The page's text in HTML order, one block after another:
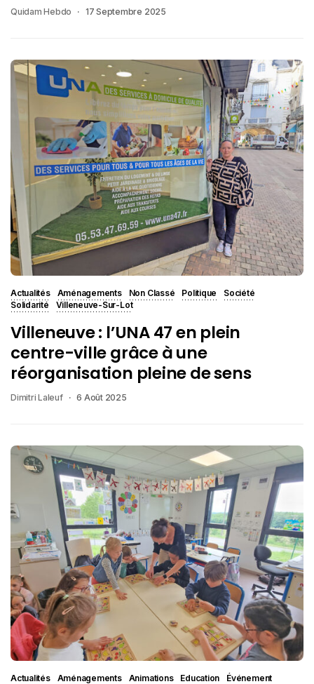
Quidam Hebdo 17 Septembre 2025
Actualités Aménagements Non Classé Politique
Société
Solidarité
Villeneuve-Sur-Lot
Villeneuve : l’UNA 47 en plein
centre-ville grâce à une
réorganisation pleine de sens
Dimitri Laleuf 6 Août 2025
Actualités Aménagements Animations Education Événement